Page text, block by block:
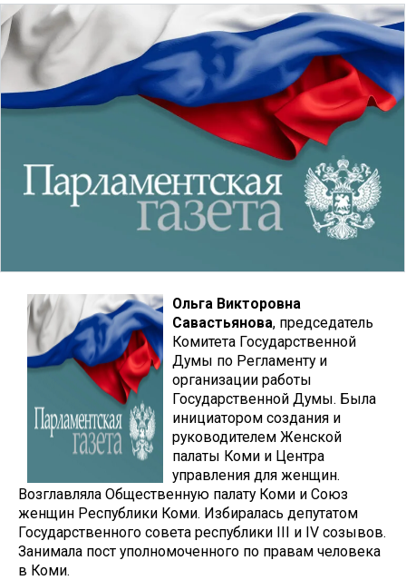
Ольга Викторовна
Савастьянова, председатель
Комитета Государственной
Думы по Регламенту и
организации работы
Государственной Думы. Была
инициатором создания и
руководителем Женской
палаты Коми и Центра
управления для женщин.
Возглавляла Общественную палату Коми и Союз
женщин Республики Коми. Избиралась депутатом
Государственного совета республики III и IV созывов.
Занимала пост уполномоченного по правам человека
в Коми.